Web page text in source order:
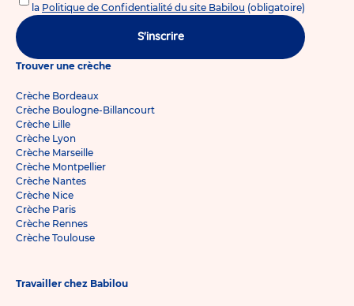
la Politique de Confidentialité du site Babilou (obligatoire)
S'inscrire
Trouver une crèche
Crèche Bordeaux
Crèche Boulogne-Billancourt
Crèche Lille
Crèche Lyon
Crèche Marseille
Crèche Montpellier
Crèche Nantes
Crèche Nice
Crèche Paris
Crèche Rennes
Crèche Toulouse
Travailler chez Babilou